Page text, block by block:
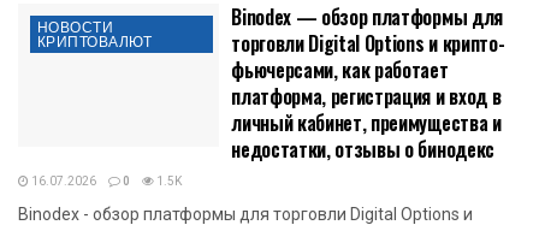
НОВОСТИ
КРИПТОВАЛЮТ
Binodex — обзор платформы для
торговли Digital Options и крипто-
фьючерсами, как работает
платформа, регистрация и вход в
личный кабинет, преимущества и
недостатки, отзывы о бинодекс
16.07.2026 0 1.5K
Binodex - обзор платформы для торговли Digital Options и